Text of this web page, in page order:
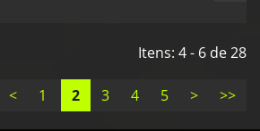
Itens: 4 - 6 de 28
< 1 2 3 4 5 > >>